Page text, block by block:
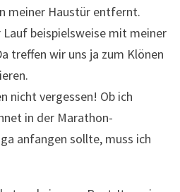
meiner Haustür entfernt.
beispielsweise mit meiner
treffen wir uns ja zum Klönen
nicht vergessen! Ob ich
in der Marathon-
anfangen sollte, muss ich